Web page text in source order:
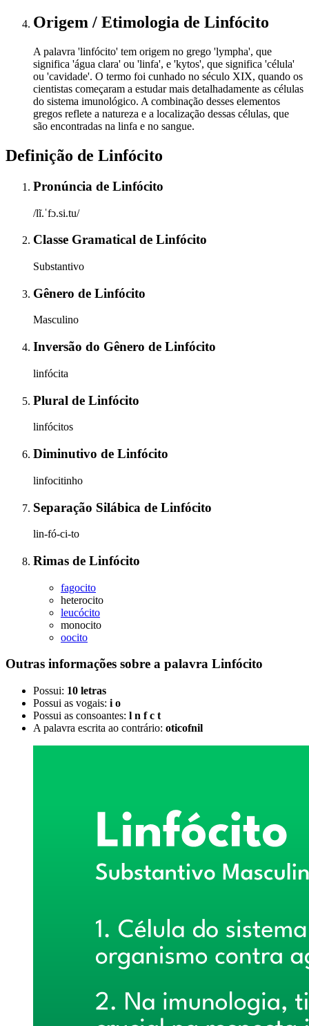
Origem / Etimologia de Linfócito
A palavra 'linfócito' tem origem no grego 'lympha', que
significa 'água clara' ou 'linfa', e 'kytos', que significa 'célula'
ou 'cavidade'. O termo foi cunhado no século XIX, quando os
cientistas começaram a estudar mais detalhadamente as células
do sistema imunológico. A combinação desses elementos
gregos reflete a natureza e a localização dessas células, que
são encontradas na linfa e no sangue.
Definição de Linfócito
Pronúncia de Linfócito
/lĩ.ˈfɔ.si.tu/
Classe Gramatical de Linfócito
Substantivo
Gênero de Linfócito
Masculino
Inversão do Gênero de Linfócito
linfócita
Plural de Linfócito
linfócitos
Diminutivo de Linfócito
linfocitinho
Separação Silábica de Linfócito
lin-fó-ci-to
Rimas de Linfócito
fagocito
heterocito
leucócito
monocito
oocito
Outras informações sobre a palavra Linfócito
Possui: 10 letras
Possui as vogais: i o
Possui as consoantes: l n f c t
A palavra escrita ao contrário: oticofnil